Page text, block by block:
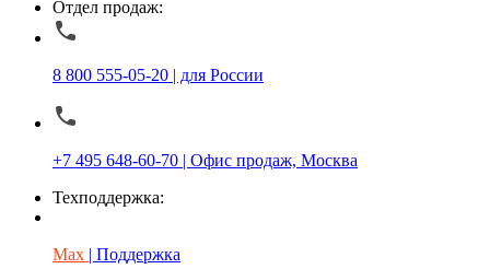
Отдел продаж:
8 800 555-05-20 | для России
+7 495 648-60-70 | Офис продаж, Москва
Техподдержка:
Max | Поддержка